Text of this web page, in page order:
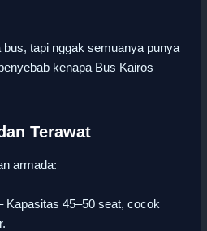
tapi nggak semuanya punya
kenapa Bus Kairos
Terawat
armada:
Kapasitas 45–50 seat, cocok